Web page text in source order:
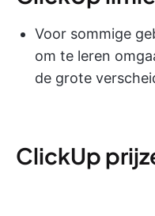
Voor sommige
om te leren
de grote
ClickUp